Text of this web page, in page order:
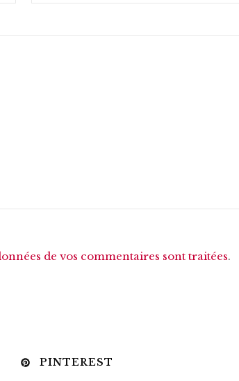
de vos commentaires sont traitées.
PINTEREST